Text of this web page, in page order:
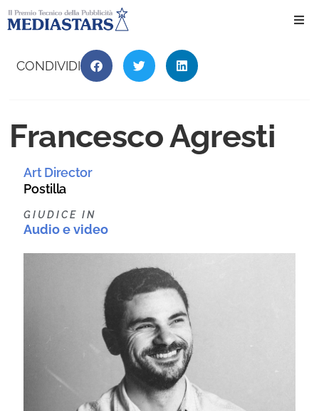
CONDIVIDI
Francesco Agresti
Art Director
Postilla
GIUDICE IN
Audio e video